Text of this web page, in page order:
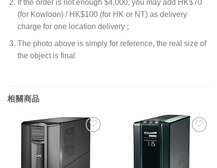
If the order is not enough $4,000, you may add HK$70
(for Kowloon) / HK$100 (for HK or NT) as delivery
charge for one location delivery ;
The photo above is simply for reference, the real size of
the object is final
相關商品
望清